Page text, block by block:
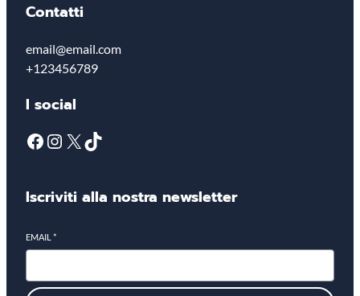
Contatti
email@email.com
+123456789
I social
Iscriviti alla nostra newsletter
EMAIL *